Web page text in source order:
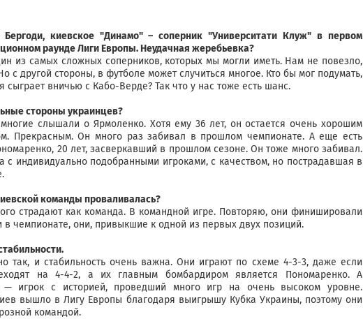
Бергоди, киевское "Динамо" – соперник "Университати Клуж" в первом
раунде Лиги Европы. Неудачная жеребьевка?
из самых сложных соперников, которых мы могли иметь. Нам не повезло,
с другой стороны, в футболе может случиться многое. Кто бы мог подумать,
сыграет вничью с Кабо-Верде? Так что у нас тоже есть шанс.
стороны украинцев?
слышали о Ярмоленко. Хотя ему 36 лет, он остается очень хорошим
Прекрасным. Он много раз забивал в прошлом чемпионате. А еще есть
20 лет, засверкавший в прошлом сезоне. Он тоже много забивал.
с индивидуально подобранными игроками, с качеством, но пострадавшая в
команды проваливалась?
страдают как команда. В командной игре. Повторяю, они финишировали
в чемпионате, они, привыкшие к одной из первых двух позиций.
так, и стабильность очень важна. Они играют по схеме 4-3-3, даже если
на 4-4-2, а их главным бомбардиром является Пономаренко. А
— игрок с историей, проведший много игр на очень высоком уровне.
вышло в Лигу Европы благодаря выигрышу Кубка Украины, поэтому они
командой.